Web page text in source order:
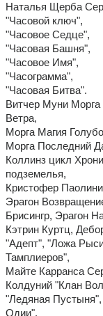
Наталья Щерба
"Часовой ключ",
"Часовое Седце",
"Часовая Башня",
"Часовое Имя",
"Часограмма",
"Часовая Битва".
Витчер Муни
Ветра,
Морга Магия
Морга Последний
Коллинз цикл
подземелья,
Кристофер
Эрагон
Брисингр, Эрагон
Кэтрин Куртц,
"Адепт", "Ложа
Тамплиеров",
Майте Карранса
Колдуний "Клан
"Ледяная
Одии".